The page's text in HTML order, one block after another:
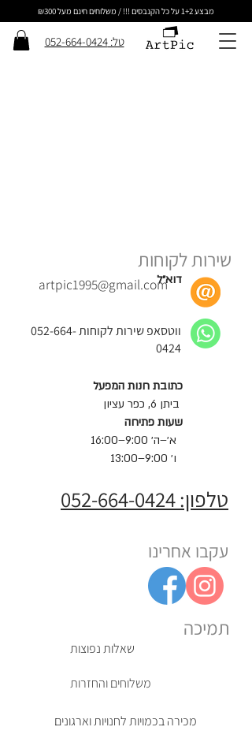
מבצע 1+2 על כל הקנבסים !!! / משלוחים חינם מעל ₪300
טל: 052-664-0424
שירות לקוחות
דוא״לartpic1995@gmail.com
ווטסאפ שירות לקוחות052-664-
0424
כתובת חנות המפעל
ביתן 6, כפר עציון
שעות פתיחה
א׳–ה׳ 9:00–16:00
ו׳ 9:00–13:00
טלפון: 052-664-0424
עקבו אחרינו
תמיכה
שאלות נפוצות
משלוחים והחזרות
מכירה בכמויות לחנויות וארגונים